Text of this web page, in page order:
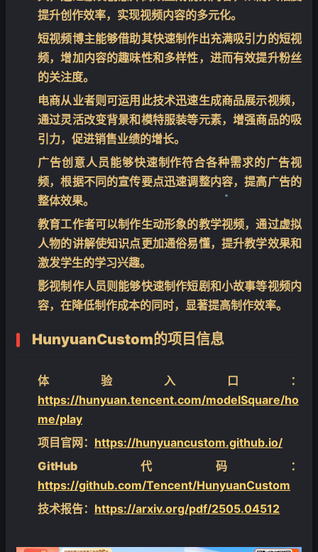
提升创作效率，实现视频内容的多元化。
短视频博主能够借助其快速制作出充满吸引力的短视
频，增加内容的趣味性和多样性，进而有效提升粉丝
的关注度。
电商从业者则可运用此技术迅速生成商品展示视频，
通过灵活改变背景和模特服装等元素，增强商品的吸
引力，促进销售业绩的增长。
广告创意人员能够快速制作符合各种需求的广告视
频，根据不同的宣传要点迅速调整内容，提高广告的
整体效果。
教育工作者可以制作生动形象的教学视频，通过虚拟
人物的讲解使知识点更加通俗易懂，提升教学效果和
激发学生的学习兴趣。
影视制作人员则能够快速制作短剧和小故事等视频内
容，在降低制作成本的同时，显著提高制作效率。
HunyuanCustom的项目信息
体验入口
：
https://hunyuan.tencent.com/modelSquare/ho
me/play
项目官网 ： https://hunyuancustom.github.io/
GitHub代码
：
https://github.com/Tencent/HunyuanCustom
技术报告： https://arxiv.org/pdf/2505.04512
❄